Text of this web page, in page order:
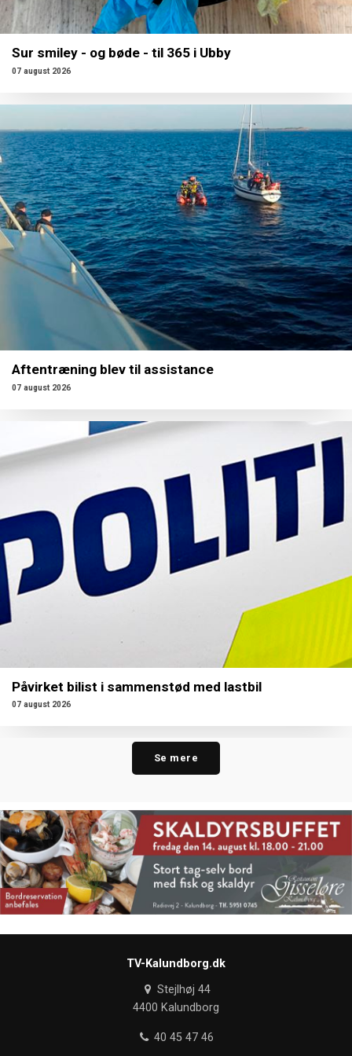
Sur smiley - og bøde - til 365 i Ubby
07 august 2026
Aftentræning blev til assistance
07 august 2026
Påvirket bilist i sammenstød med lastbil
07 august 2026
Se mere
TV-Kalundborg.dk
Stejlhøj 44
4400 Kalundborg
40 45 47 46